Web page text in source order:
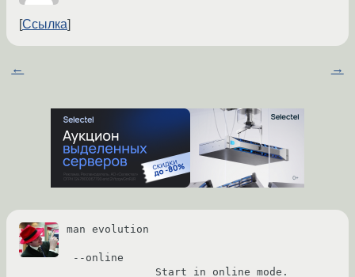
Ссылка
← →
man evolution